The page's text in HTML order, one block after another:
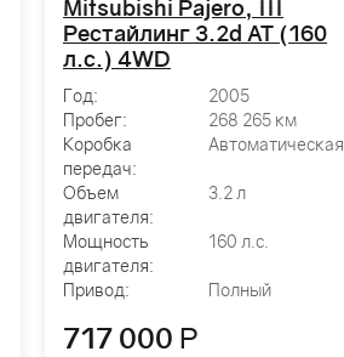
Mitsubishi Pajero, III
Рестайлинг 3.2d AT (160
л.с.) 4WD
Год:
2005
Пробег:
268 265 км
Коробка
передач:
Автоматическая
Объем
двигателя:
3.2 л
Мощность
двигателя:
160 л.с.
Привод: Полный
717 000 Р